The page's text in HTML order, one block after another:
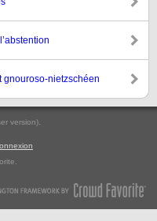
gnouroso-nietzschéen
version).